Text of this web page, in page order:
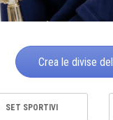
Crea le divise
SET SPORTIVI